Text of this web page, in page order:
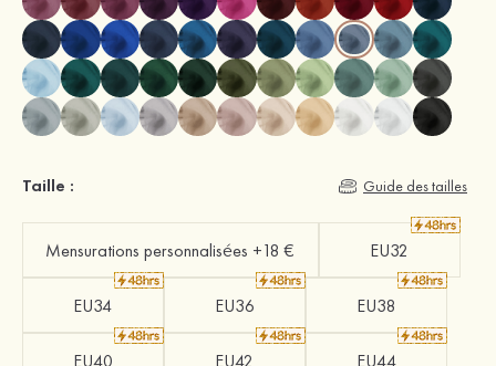
Taille : Guide des tailles
Mensurations personnalisées +18 € EU32
EU34 EU36 EU38
EU40 EU42 EU44